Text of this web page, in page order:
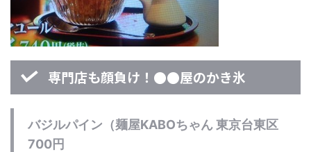
専門店も顔負け！●●屋のかき氷
バジルパイン（麺屋KABOちゃん 東京台東区
700円